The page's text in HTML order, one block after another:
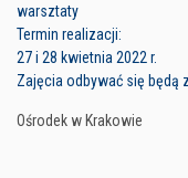
warsztaty
Termin realizacji:
27 i 28 kwietnia 2022 r.
Zajęcia odbywać się będą
Ośrodek w Krakowie